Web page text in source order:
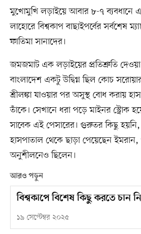
মুখোমুখি লড়াইয়ে আবার ৮-৭ ব্যবধানে
লাহোরে বিশ্বকাপ বাছাইপর্বের সর্বশেষ
ফাতিমা সানাদের।
জমজমাট এক লড়াইয়ের প্রতিশ্রুতি
বাংলাদেশ একটু উদ্বিগ্ন ছিল কোচ
শ্রীলঙ্কা যাওয়ার পর অসুস্থ বোধ করায়
তাঁকে। সেখানে ধরা পড়ে মাইনর স্ট্রোক
সাবেক এই পেসারের। গুরুতর কিছু হয়নি,
হাসপাতাল থেকে ছাড়া পেয়েছেন
অনুশীলনেও ছিলেন।
আরও পড়ুন
বিশ্বকাপে বিশেষ কিছু করতে চান
১৯ সেপ্টেম্বর ২০২৫